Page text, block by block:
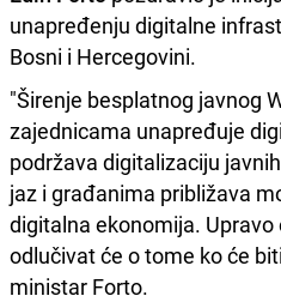
unapređenju digitalne
Bosni i Hercegovini.
"Širenje besplatnog javnog
zajednicama unapređuje
podržava digitalizaciju
jaz i građanima približava
digitalna ekonomija.
odlučivat će o tome ko će
ministar Forto.